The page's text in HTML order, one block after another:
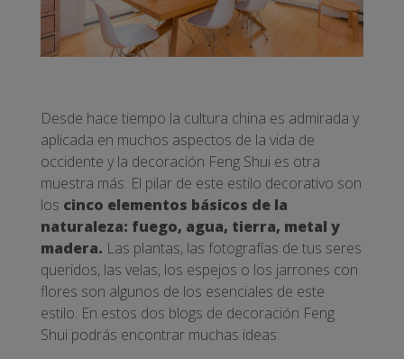
Desde hace tiempo la cultura china es admirada y
aplicada en muchos aspectos de la vida de
occidente y la decoración Feng Shui es otra
muestra más. El pilar de este estilo decorativo son
los cinco elementos básicos de la
naturaleza: fuego, agua, tierra, metal y
madera. Las plantas, las fotografías de tus seres
queridos, las velas, los espejos o los jarrones con
flores son algunos de los esenciales de este
estilo. En estos dos blogs de decoración Feng
Shui podrás encontrar muchas ideas: